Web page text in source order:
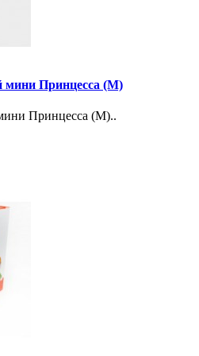
мини Принцесса (М)
Принцесса (М)..